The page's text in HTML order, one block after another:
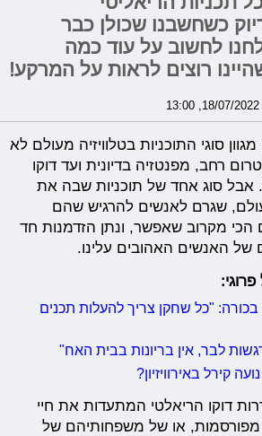
כשחשבנו שכולן כבר
לחשוב על עוד כמה
רוצים לראות על המרקע!
כי מגוון סוגי התוכניות בטלוויזיה מעולם לא
רחב, מפנטזיה בדיונית ועד דוקו
אבל סוג אחד של תוכניות שבה את
שגרם לאנשים להרגיש שהם
הכי מקרוב שאפשר, ונתן הזדמנות חד
האנשים האהובים עלינו.
בכורה: "כל שחקן צריך להעלות תכנים
לבר, אין בריונות בבית האח"
קירל באירוויזיון?
דוקו הריאלטי המתעדות את חיי
מפורסמות, או של משפחותיהם של